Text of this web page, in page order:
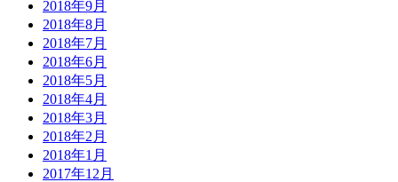
2018年9月
2018年8月
2018年7月
2018年6月
2018年5月
2018年4月
2018年3月
2018年2月
2018年1月
2017年12月